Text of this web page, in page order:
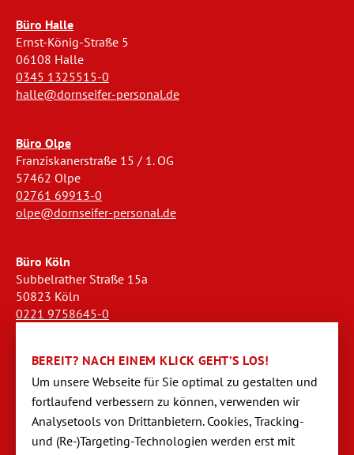
Büro Halle
Ernst-König-Straße 5
06108 Halle
0345 1325515-0
halle@dornseifer-personal.de
Büro Olpe
Franziskanerstraße 15 / 1. OG
57462 Olpe
02761 69913-0
olpe@dornseifer-personal.de
Büro Köln
Subbelrather Straße 15a
50823 Köln
0221 9758645-0
Büro Stendal
Westwall 18
39576 Stendal
03931 520944-0
stendal@dornseifer-personal.de
BEREIT? NACH EINEM KLICK GEHT’S LOS!
Um unsere Webseite für Sie optimal zu gestalten und
fortlaufend verbessern zu können, verwen­den wir
Analysetools von Dritt­anbietern. Cookies, Tracking-
und (Re-)Targeting-Techno­logien werden erst mit